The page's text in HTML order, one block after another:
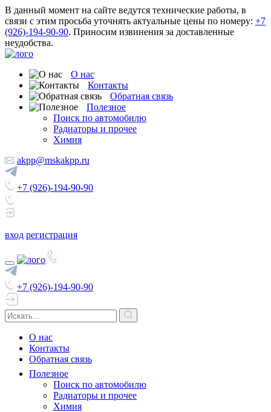
В данный момент на сайте ведутся технические работы, в
связи с этим просьба уточнять актуальные цены по номеру: +7
(926)-194-90-90. Приносим извинения за доставленные
неудобства.
О нас
Контакты
Обратная связь
Полезное
Поиск по автомобилю
Радиаторы и прочее
Химия
akpp@mskakpp.ru
+7 (926)-194-90-90
вход регистрация
+7 (926)-194-90-90
О нас
Контакты
Обратная связь
Полезное
Поиск по автомобилю
Радиаторы и прочее
Химия